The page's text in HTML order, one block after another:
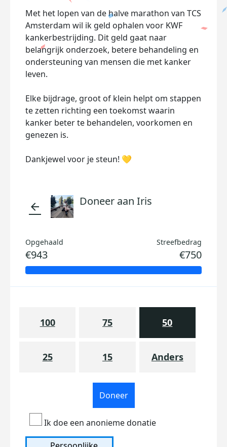
Met het lopen van de halve marathon van TCS
Amsterdam wil ik geld ophalen voor KWF
kankerbestrijding. Dit geld gaat naar
belangrijk onderzoek, betere behandeling en
ondersteuning van mensen die met kanker
leven.
Elke bijdrage, groot of klein helpt om stappen
te zetten richting een toekomst waarin
kanker beter te behandelen, voorkomen en
genezen is.
Dankjewel voor je steun! 💛
arrow_back Doneer aan Iris
Opgehaald
€943
Streefbedrag
€750
100 75 50
25 15 Anders
Doneer
Ik doe een anonieme donatie